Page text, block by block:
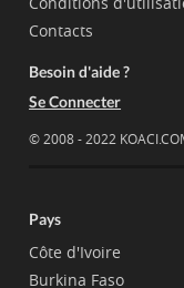
Contacts
Besoin d'aide ?
Se Connecter
© 2008 - 2022
Pays
Côte d'Ivoire
Burkina Faso